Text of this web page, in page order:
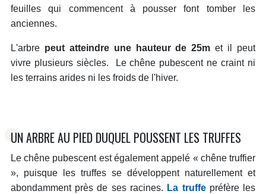
feuilles qui commencent à pousser font tomber les
anciennes.
L'arbre peut atteindre une hauteur de 25m et il peut
vivre plusieurs siècles. Le chêne pubescent ne craint ni
les terrains arides ni les froids de l'hiver.
UN ARBRE AU PIED DUQUEL POUSSENT LES TRUFFES
Le chêne pubescent est également appelé « chêne truffier
», puisque les truffes se développent naturellement et
abondamment près de ses racines. La truffepréfère les